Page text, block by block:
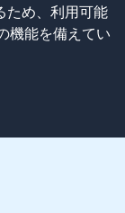
ため、利用可能
機能を備えてい